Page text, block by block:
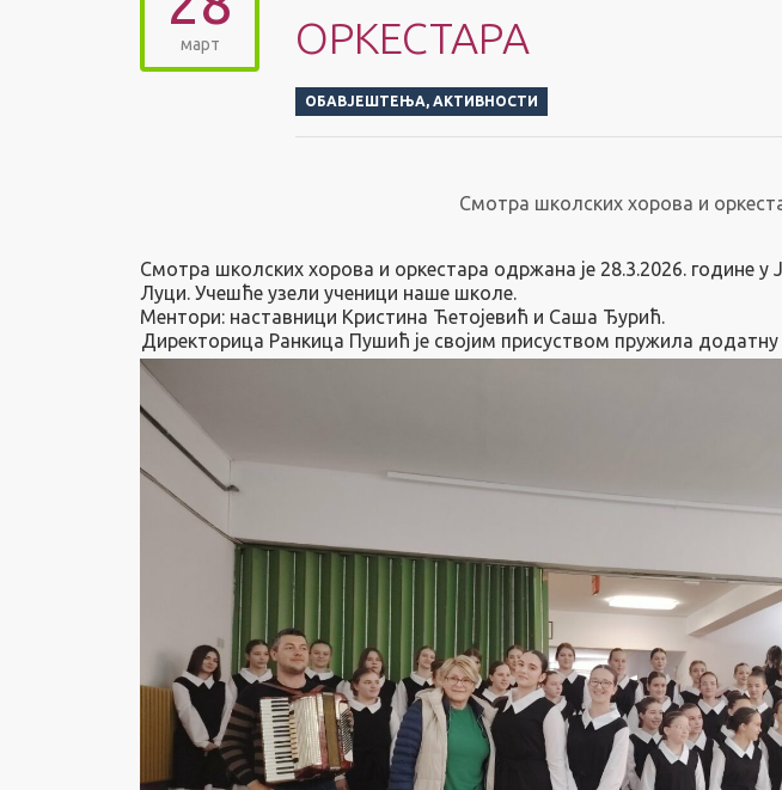
март
ОРКЕСТАРА
ОБАВЈЕШТЕЊА, АКТИВНОСТИ
Смотра школских хорова и
Смотра школских хорова и оркестара одржана је 28.3.2026. године
Луци. Учешће узели ученици наше школе.
Ментори: наставници Кристина Ћетојевић и Саша Ђурић.
Директорица Ранкица Пушић је својим присуством пружила